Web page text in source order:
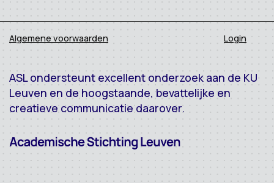
Algemene voorwaarden Login
ASL ondersteunt excellent onderzoek aan de KU
Leuven en de hoogstaande, bevattelijke en
creatieve communicatie daarover.